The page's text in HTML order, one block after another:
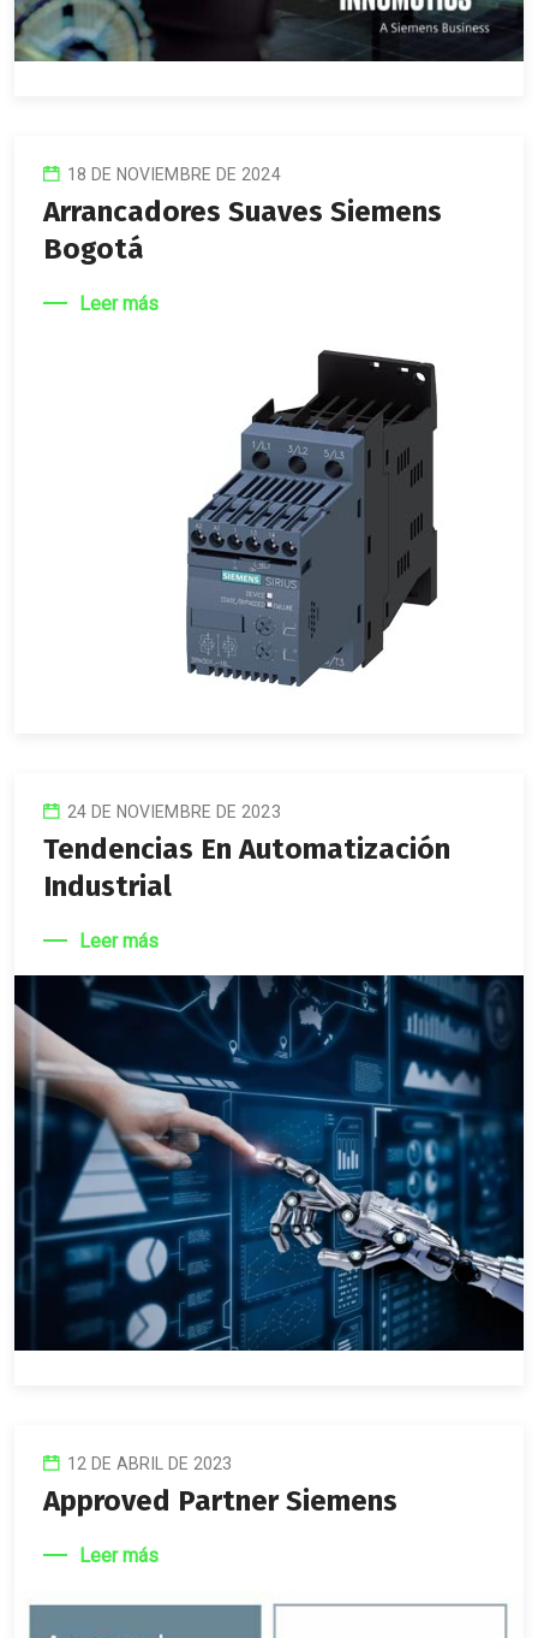
18 DE NOVIEMBRE DE 2024
Arrancadores Suaves Siemens
Bogotá
Leer más
24 DE NOVIEMBRE DE 2023
Tendencias En Automatización
Industrial
Leer más
12 DE ABRIL DE 2023
Approved Partner Siemens
Leer más